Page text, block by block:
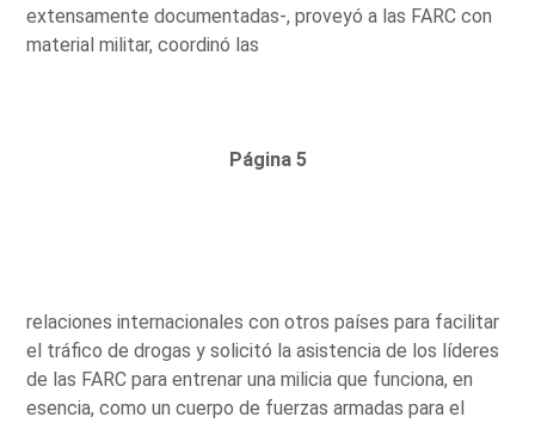
extensamente documentadas-, proveyó a las FARC con
material militar, coordinó las
Página 5
relaciones internacionales con otros países para facilitar
el tráfico de drogas y solicitó la asistencia de los líderes
de las FARC para entrenar una milicia que funciona, en
esencia, como un cuerpo de fuerzas armadas para el